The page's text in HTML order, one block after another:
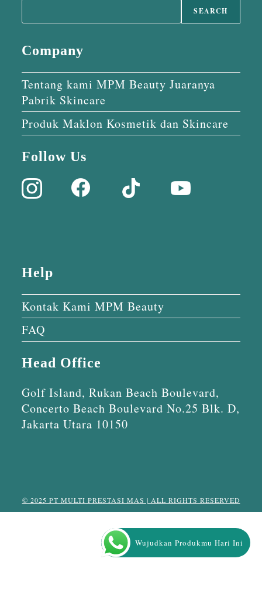
SEARCH
Company
Tentang kami MPM Beauty Juaranya
Pabrik Skincare
Produk Maklon Kosmetik dan Skincare
Follow Us
Help
Kontak Kami MPM Beauty
FAQ
Head Office
Golf Island, Rukan Beach Boulevard,
Concerto Beach Boulevard No.25 Blk. D,
Jakarta Utara 10150
© 2025 PT MULTI PRESTASI MAS | ALL RIGHTS RESERVED
Wujudkan Produkmu Hari Ini